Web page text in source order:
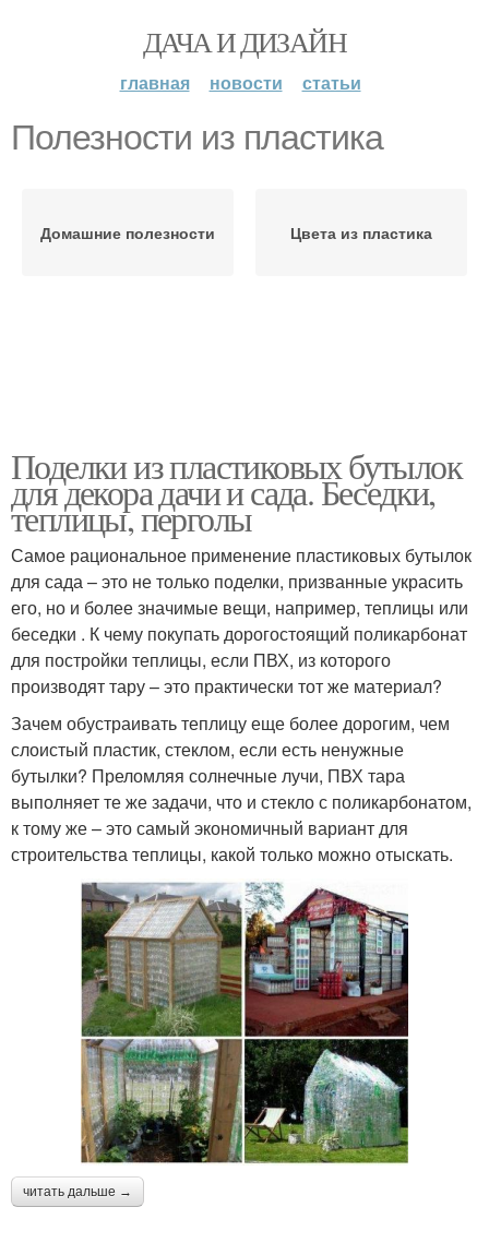
ДАЧА И ДИЗАЙН
главная новости статьи
Полезности из пластика
Домашние полезности Цвета из пластика
Поделки из пластиковых бутылок
для декора дачи и сада. Беседки,
теплицы, перголы
Самое рациональное применение пластиковых бутылок
для сада – это не только поделки, призванные украсить
его, но и более значимые вещи, например, теплицы или
беседки . К чему покупать дорогостоящий поликарбонат
для постройки теплицы, если ПВХ, из которого
производят тару – это практически тот же материал?
Зачем обустраивать теплицу еще более дорогим, чем
слоистый пластик, стеклом, если есть ненужные
бутылки? Преломляя солнечные лучи, ПВХ тара
выполняет те же задачи, что и стекло с поликарбонатом,
к тому же – это самый экономичный вариант для
строительства теплицы, какой только можно отыскать.
читать дальше →